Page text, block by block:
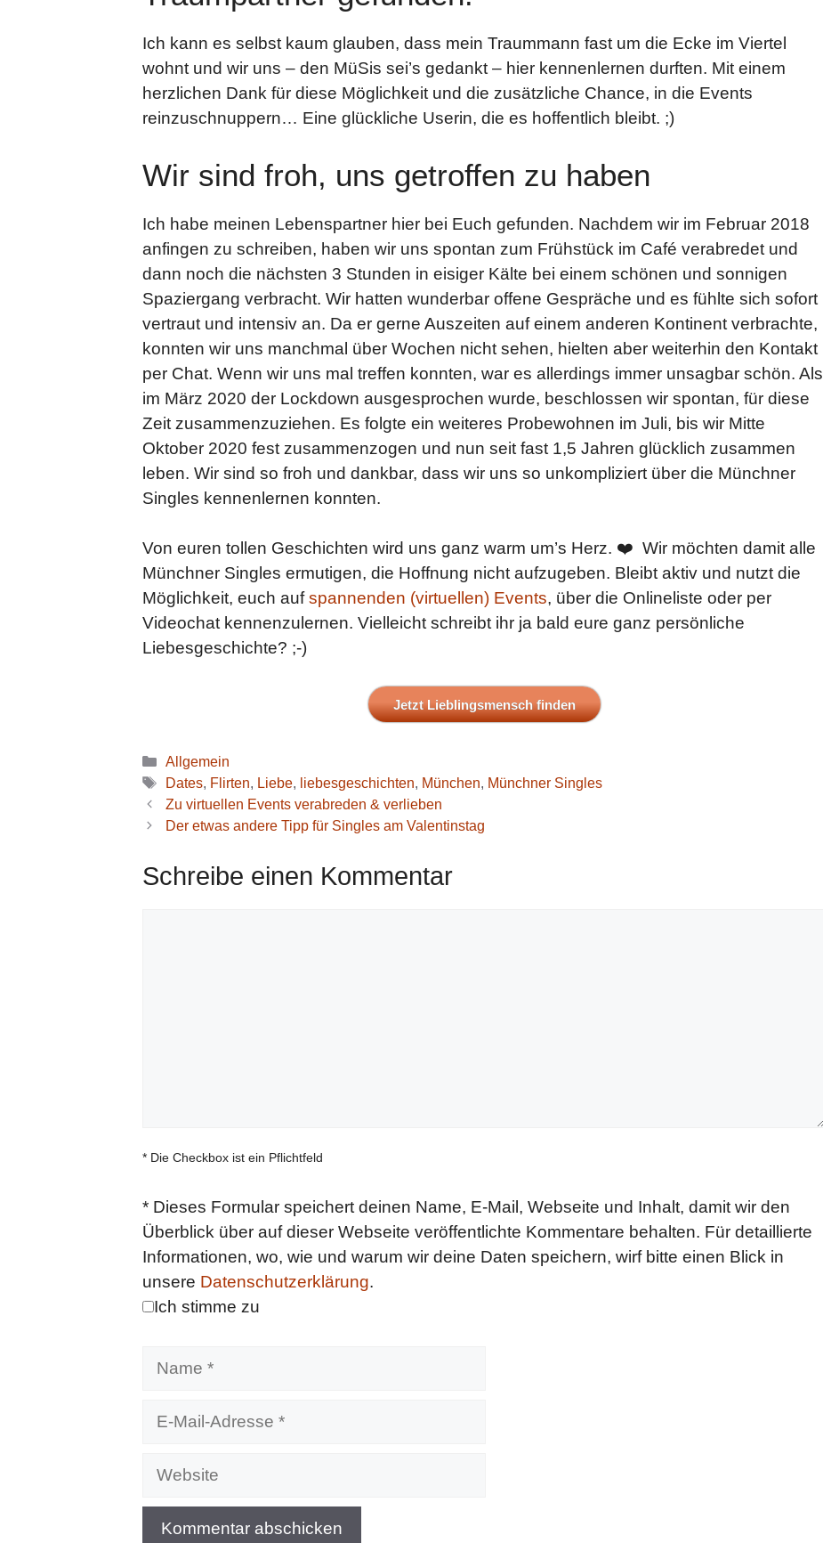
Ich kann es selbst kaum glauben, dass mein Traummann fast um die Ecke im Viertel
wohnt und wir uns – den MüSis sei’s gedankt – hier kennenlernen durften. Mit einem
herzlichen Dank für diese Möglichkeit und die zusätzliche Chance, in die Events
reinzuschnuppern… Eine glückliche Userin, die es hoffentlich bleibt. ;)
Wir sind froh, uns getroffen zu haben
Ich habe meinen Lebenspartner hier bei Euch gefunden. Nachdem wir im Februar 2018
anfingen zu schreiben, haben wir uns spontan zum Frühstück im Café verabredet und
dann noch die nächsten 3 Stunden in eisiger Kälte bei einem schönen und sonnigen
Spaziergang verbracht. Wir hatten wunderbar offene Gespräche und es fühlte sich sofort
vertraut und intensiv an. Da er gerne Auszeiten auf einem anderen Kontinent verbrachte,
konnten wir uns manchmal über Wochen nicht sehen, hielten aber weiterhin den Kontakt
per Chat. Wenn wir uns mal treffen konnten, war es allerdings immer unsagbar schön. Als
im März 2020 der Lockdown ausgesprochen wurde, beschlossen wir spontan, für diese
Zeit zusammenzuziehen. Es folgte ein weiteres Probewohnen im Juli, bis wir Mitte
Oktober 2020 fest zusammenzogen und nun seit fast 1,5 Jahren glücklich zusammen
leben. Wir sind so froh und dankbar, dass wir uns so unkompliziert über die Münchner
Singles kennenlernen konnten.
Von euren tollen Geschichten wird uns ganz warm um’s Herz. ❤️ Wir möchten damit alle
Münchner Singles ermutigen, die Hoffnung nicht aufzugeben. Bleibt aktiv und nutzt die
Möglichkeit, euch aufspannenden (virtuellen) Events, über die Onlineliste oder per
Videochat kennenzulernen. Vielleicht schreibt ihr ja bald eure ganz persönliche
Liebesgeschichte? ;-)
Jetzt Lieblingsmensch finden
Kategorien
Allgemein
Schlagwörter
Dates, Flirten, Liebe, liebesgeschichten, München, Münchner Singles
Zu virtuellen Events verabreden & verlieben
Der etwas andere Tipp für Singles am Valentinstag
Schreibe einen Kommentar
* Die Checkbox ist ein Pflichtfeld
* Dieses Formular speichert deinen Name, E-Mail, Webseite und Inhalt, damit wir den
Überblick über auf dieser Webseite veröffentlichte Kommentare behalten. Für detaillierte
Informationen, wo, wie und warum wir deine Daten speichern, wirf bitte einen Blick in
unsere Datenschutzerklärung.
Ich stimme zu
Name
E-
Website